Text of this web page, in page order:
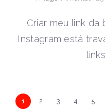
Criar meu link da
Instagram está
N
1 2 3 4 5